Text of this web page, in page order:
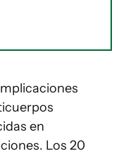
en
Los 20